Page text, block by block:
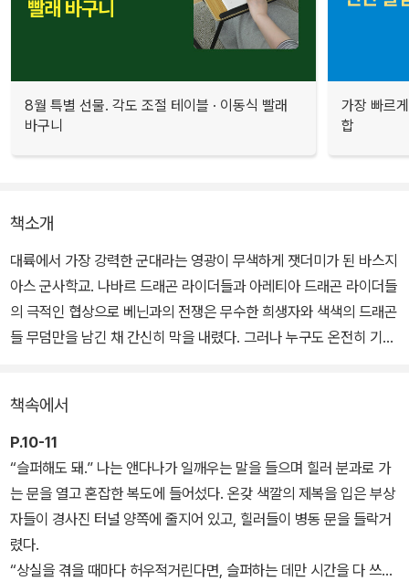
8월 특별 선물. 각도 조절 테이블 · 이동식 빨래
바구니
가장 빠르
합
책소개
대륙에서 가장 강력한 군대라는 영광이 무색하게 잿더미가 된 바스지
아스 군사학교. 나바르 드래곤 라이더들과 아레티아 드래곤 라이더들
의 극적인 협상으로 베닌과의 전쟁은 무수한 희생자와 색색의 드래곤
들 무덤만을 남긴 채 간신히 막을 내렸다. 그러나 누구도 온전히 기뻐
제 저 성 밖은 물론이고, 바스지아스도 안전하지 않다. 어디에나 숨어
있는 베닌의 감시와 공격을 피해야 한다.
유일한 방법이라 믿었던 보호막은 위태롭게 불완전하고, 아군도 믿을
수 없는 절체절명의 위급 상황. 더 이상 상실에 좌절하고 슬픔을 애도
할 시간이 없다. ‘은빛 머리칼’의 바이올렛 소른게일은 더 강한 힘, 더
강력한 군대가 필요하다. 그리고 완벽한 진실까지도. 소중한 드래곤
책속에서
P.10-11
“슬퍼해도 돼.” 나는 앤다나가 일깨우는 말을 들으며 힐러 분과로 가
는 문을 열고 혼잡한 복도에 들어섰다. 온갖 색깔의 제복을 입은 부상
자들이 경사진 터널 양쪽에 줄지어 있고, 힐러들이 병동 문을 들락거
렸다.
“상실을 겪을 때마다 허우적거린다면, 슬퍼하는 데만 시간을 다 쓰고